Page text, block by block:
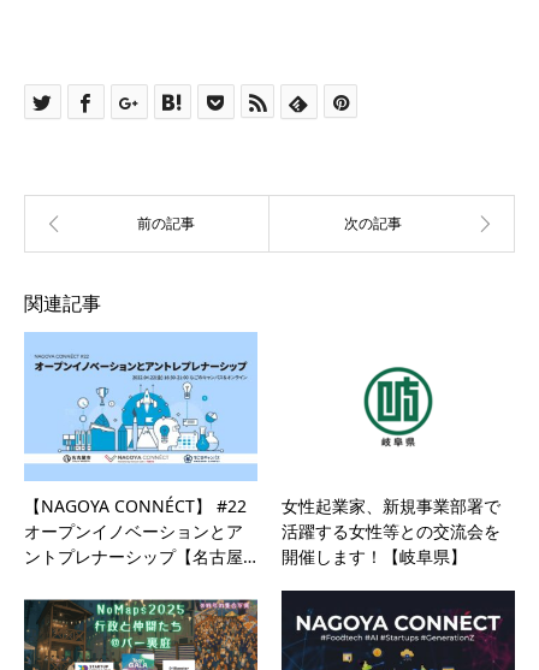
関連記事
【NAGOYA CONNÉCT】 #22
オープンイノベーションとア
ントプレナーシップ【名古屋…
女性起業家、新規事業部署で
活躍する女性等との交流会を
開催します！【岐阜県】